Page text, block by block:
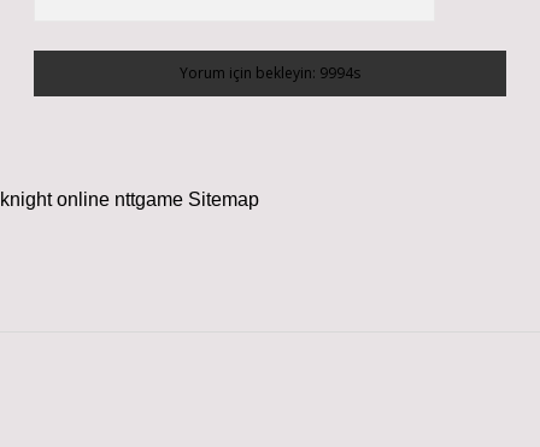
knight online nttgame Sitemap